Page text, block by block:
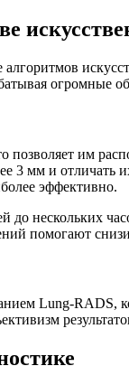
огромные
им
3 мм и
эффективно.
нескольких
помогают
Lung-RADS,